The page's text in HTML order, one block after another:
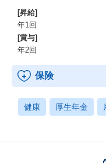
[昇給]
年1回
[賞与]
年2回
保険
健康 厚生年金